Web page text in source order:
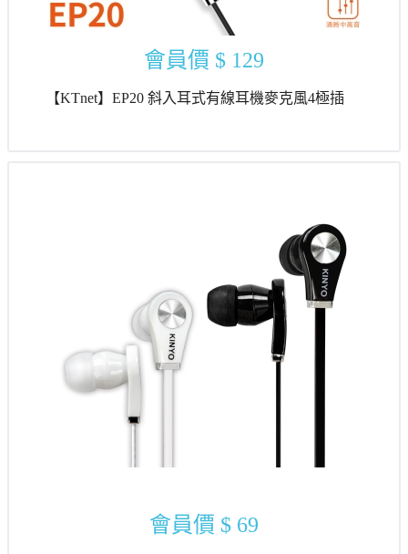
會員價 $ 129
【KTnet】EP20 斜入耳式有線耳機麥克風4極插
會員價 $ 69